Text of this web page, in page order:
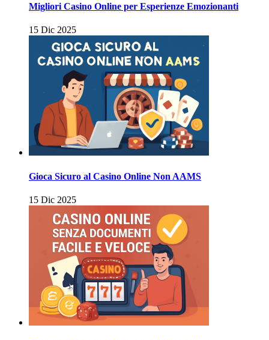
Migliori Casino Online per Esperienze Emozionanti
15 Dic 2025
Gioca Sicuro al Casino Online Non AAMS
15 Dic 2025